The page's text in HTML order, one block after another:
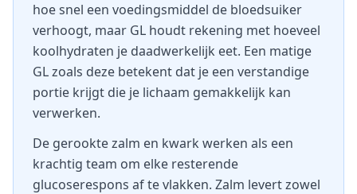
hoe snel een voedingsmiddel de bloedsuiker
verhoogt, maar GL houdt rekening met hoeveel
koolhydraten je daadwerkelijk eet. Een matige
GL zoals deze betekent dat je een verstandige
portie krijgt die je lichaam gemakkelijk kan
verwerken.
De gerookte zalm en kwark werken als een
krachtig team om elke resterende
glucoserespons af te vlakken. Zalm levert zowel